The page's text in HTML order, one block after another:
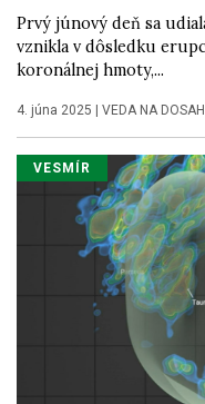
Prvý júnový deň sa
vznikla v dôsledku
koronálnej hmoty,...
4. júna 2025 VEDA NA DOSAH
VESMÍR